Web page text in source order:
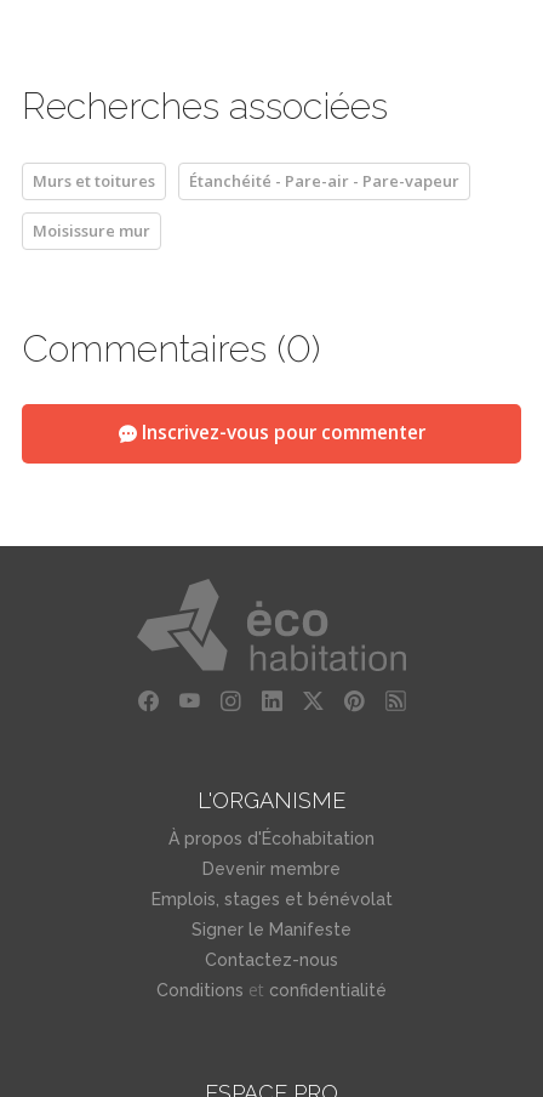
Recherches associées
Murs et toitures Étanchéité - Pare-air - Pare-vapeur
Moisissure mur
Commentaires (0)
Inscrivez-vous pour commenter
L'ORGANISME
À propos d'Écohabitation
Devenir membre
Emplois, stages et bénévolat
Signer le Manifeste
Contactez-nous
Conditions et confidentialité